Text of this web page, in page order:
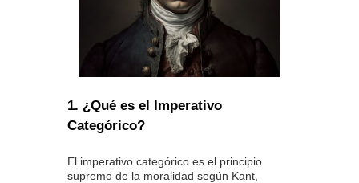
1. ¿Qué es el Imperativo
Categórico?
El imperativo categórico es el principio
supremo de la moralidad según Kant,